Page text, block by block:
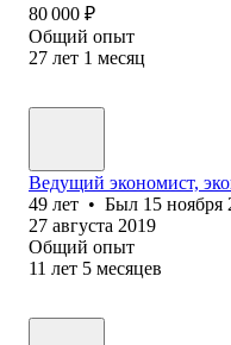
80 000 ₽
Общий опыт
27 лет 1 месяц
Ведущий экономист,
49 лет • Был 15 ноября
27 августа 2019
Общий опыт
11 лет 5 месяцев